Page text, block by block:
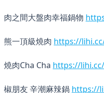
肉之間大盤肉幸福鍋物
熊一頂級燒肉 https://
燒肉Cha Cha https://lihi.cc/
椒朋友 辛潮麻辣鍋 https://